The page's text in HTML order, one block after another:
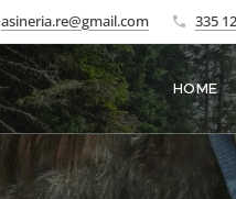
asineria.re@gmail.com 335
HOME